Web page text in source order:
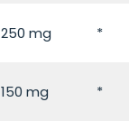
250 mg *
150 mg *